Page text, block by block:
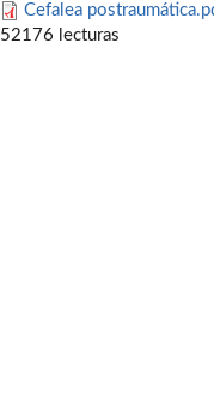
Cefalea
52176 lecturas